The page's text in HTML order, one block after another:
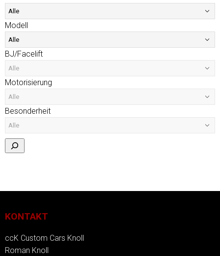
Modell
BJ/Facelift
Motorisierung
Besonderheit
KONTAKT
ccK Custom Cars Knoll
Roman Knoll